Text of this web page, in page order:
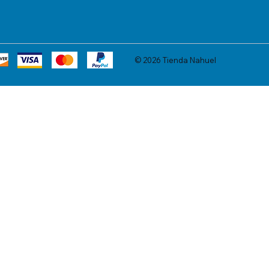
© 2026 Tienda Nahuel